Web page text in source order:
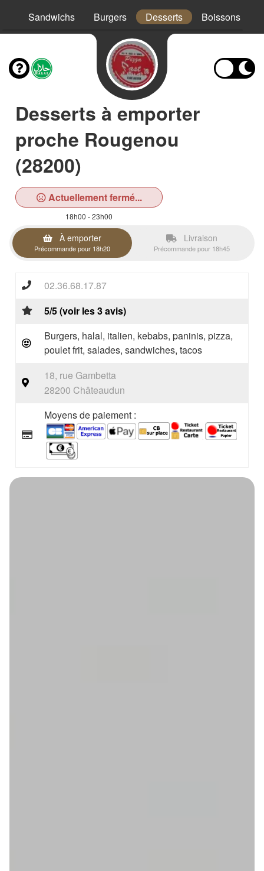
Sandwichs Burgers Desserts Boissons
Desserts à emporter
proche Rougenou
(28200)
Actuellement fermé...
18h00 - 23h00
À emporter
Précommande pour 18h20
Livraison
Précommande pour 18h45
02.36.68.17.87
5/5 (voir les 3 avis)
Burgers, halal, italien, kebabs, paninis, pizza,
poulet frit, salades, sandwiches, tacos
18, rue Gambetta
28200 Châteaudun
Moyens de paiement :